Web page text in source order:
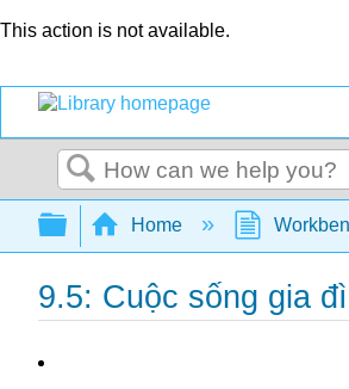
This action is not available.
Search
Expand/collapse
Home
9.5: Cuộc sống gia